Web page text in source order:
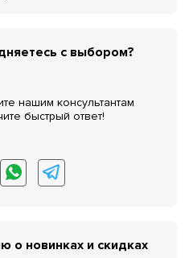
с выбором?
нашим консультантам
быстрый ответ!
о новинках и скидках